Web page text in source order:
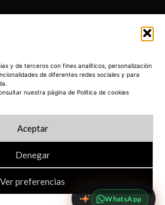
y de terceros con fines analíticos, personalización
de diferentes redes sociales y para
nuestra página de Política de cookies
Aceptar
Denegar
Ver preferencias
233 Academy WhatsApp